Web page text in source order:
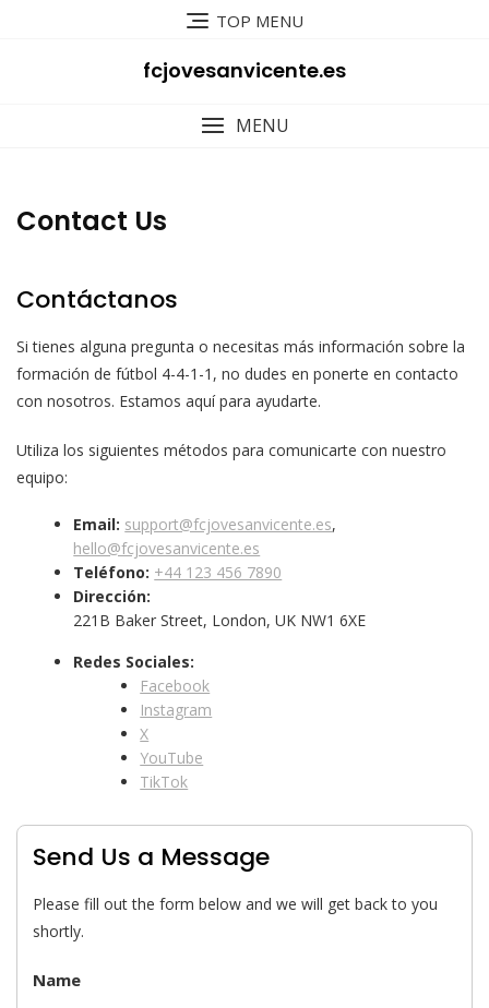
TOP MENU
fcjovesanvicente.es
MENU
Contact Us
Contáctanos
Si tienes alguna pregunta o necesitas más información sobre la
formación de fútbol 4-4-1-1, no dudes en ponerte en contacto
con nosotros. Estamos aquí para ayudarte.
Utiliza los siguientes métodos para comunicarte con nuestro
equipo:
Email: support@fcjovesanvicente.es,
hello@fcjovesanvicente.es
Teléfono: +44 123 456 7890
Dirección:
221B Baker Street, London, UK NW1 6XE
Redes Sociales:
Facebook
Instagram
X
YouTube
TikTok
Send Us a Message
Please fill out the form below and we will get back to you
shortly.
Name